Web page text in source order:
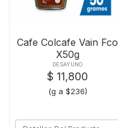
Cafe Colcafe Vain Fco
X50g
DESAYUNO
$ 11,800
(g a $236)